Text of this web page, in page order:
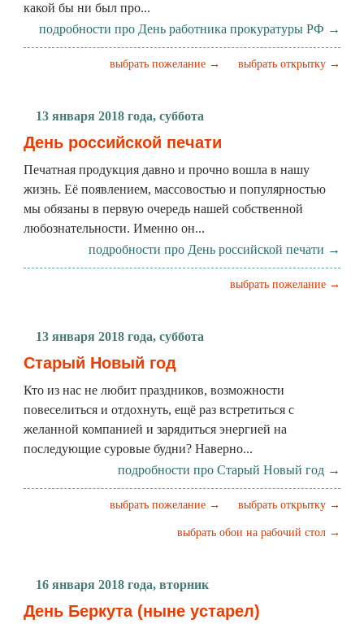
какой бы ни был про...
подробности про День работника прокуратуры РФ →
выбрать открытку →
выбрать пожелание →
13 января 2018 года, суббота
День российской печати
Печатная продукция давно и прочно вошла в нашу
жизнь. Её появлением, массовостью и популярностью
мы обязаны в первую очередь нашей собственной
любознательности. Именно он...
подробности про День российской печати →
выбрать пожелание →
13 января 2018 года, суббота
Старый Новый год
Кто из нас не любит праздников, возможности
повеселиться и отдохнуть, ещё раз встретиться с
желанной компанией и зарядиться энергией на
последующие суровые будни? Наверно...
подробности про Старый Новый год →
выбрать открытку →
выбрать пожелание →
выбрать обои на рабочий стол →
16 января 2018 года, вторник
День Беркута (ныне устарел)